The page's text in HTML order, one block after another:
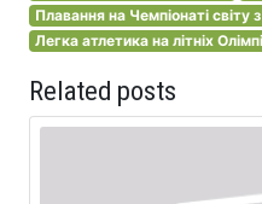
Плавання на Чемпіонаті світу
Легка атлетика на літніх
Related posts